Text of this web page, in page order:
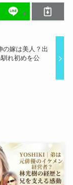
の嫁は美人？出
れ初めを公